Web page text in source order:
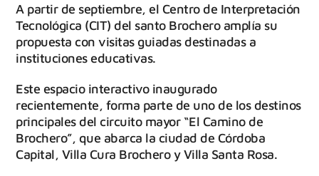
A partir de septiembre, el Centro de Interpretación
Tecnológica (CIT) del santo Brochero amplía su
propuesta con visitas guiadas destinadas a
instituciones educativas.
Este espacio interactivo inaugurado
recientemente, forma parte de uno de los destinos
principales del circuito mayor “El Camino de
Brochero”, que abarca la ciudad de Córdoba
Capital, Villa Cura Brochero y Villa Santa Rosa.